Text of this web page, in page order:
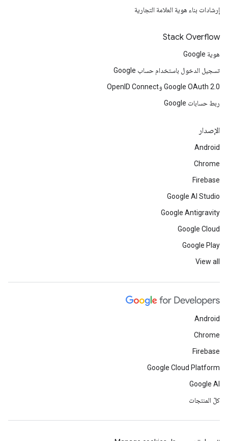
إرشادات بناء هوية العلامة التجارية
Stack Overflow
هوية Google
تسجيل الدخول باستخدام حساب Google
Google OAuth 2.0 وOpenID Connect
ربط حسابات Google
الإصدار
Android
Chrome
Firebase
Google AI Studio
Google Antigravity
Google Cloud
Google Play
View all
Android
Chrome
Firebase
Google Cloud Platform
Google AI
كلّ المنتجات